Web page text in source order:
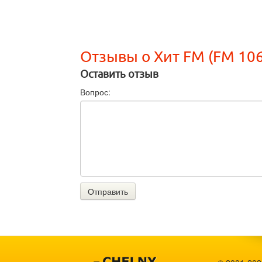
Отзывы о Хит FM (FM
Оставить отзыв
Вопрос:
Отправить